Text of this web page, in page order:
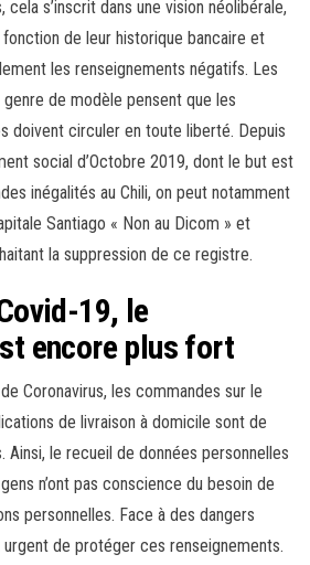
cela s’inscrit dans une vision néolibérale,
de leur historique bancaire et
les renseignements négatifs. Les
de modèle pensent que les
doivent circuler en toute liberté. Depuis
social d’Octobre 2019, dont le but est
inégalités au Chili, on peut notamment
Santiago « Non au Dicom » et
la suppression de ce registre.
19, le
encore plus fort
Coronavirus, les commandes sur le
de livraison à domicile sont de
Ainsi, le recueil de données personnelles
n’ont pas conscience du besoin de
personnelles. Face à des dangers
de protéger ces renseignements.